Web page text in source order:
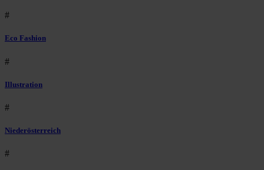
#
Eco Fashion
#
Illustration
#
Niederösterreich
#